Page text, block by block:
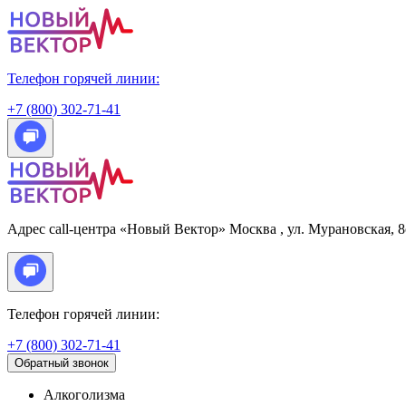
Телефон горячей линии:
+7 (800) 302-71-41
Адрес call-центра «Новый Вектор» Москва , ул. Мурановская,
Телефон горячей линии:
+7 (800) 302-71-41
Обратный звонок
Алкоголизма